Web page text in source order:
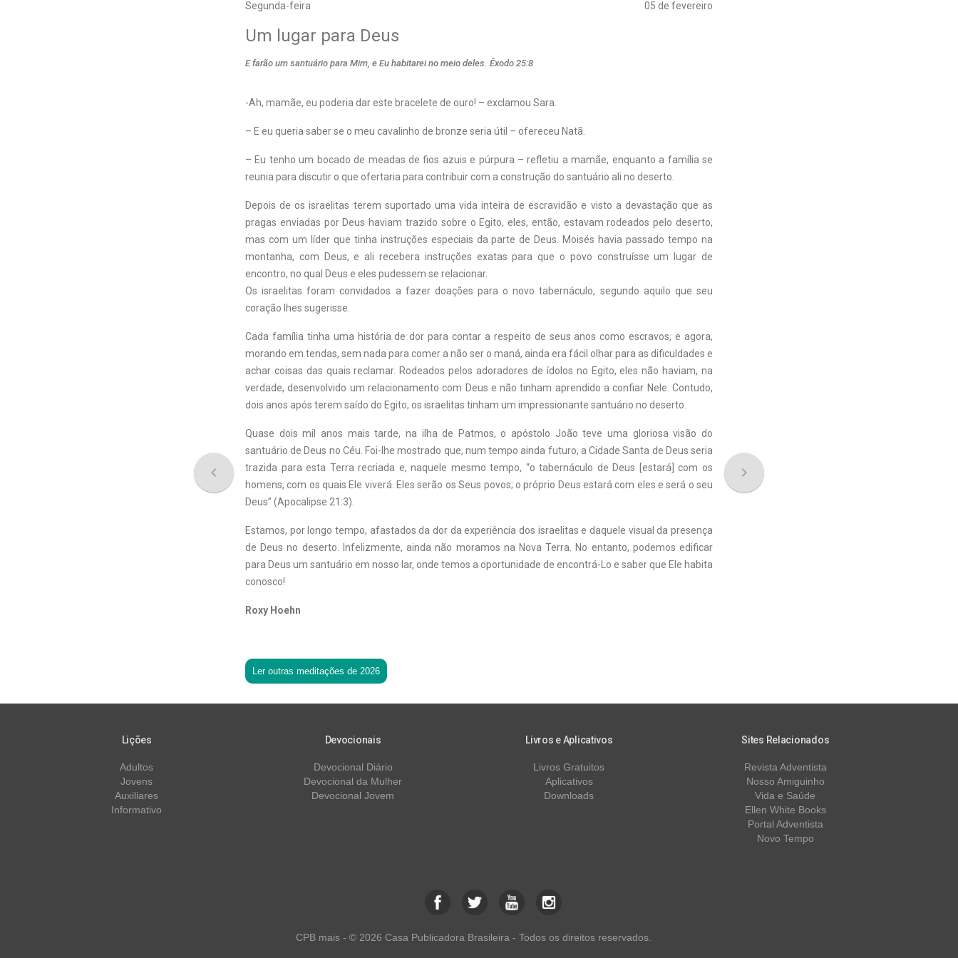
Segunda-feira 05 de fevereiro
navigate_before
Um lugar para Deus
E farão um santuário para Mim, e Eu habitarei no meio deles. Êxodo 25:8
-Ah, mamãe, eu poderia dar este bracelete de ouro! – exclamou Sara.
– E eu queria saber se o meu cavalinho de bronze seria útil – ofereceu Natã.
– Eu tenho um bocado de meadas de fios azuis e púrpura – refletiu a mamãe, enquanto a família se
reunia para discutir o que ofertaria para contribuir com a construção do santuário ali no deserto.
Depois de os israelitas terem suportado uma vida inteira de escravidão e visto a devastação que as
pragas enviadas por Deus haviam trazido sobre o Egito, eles, então, estavam rodeados pelo deserto,
mas com um líder que tinha instruções especiais da parte de Deus. Moisés havia passado tempo na
montanha, com Deus, e ali recebera instruções exatas para que o povo construísse um lugar de
encontro, no qual Deus e eles pudessem se relacionar.
Os israelitas foram convidados a fazer doações para o novo tabernáculo, segundo aquilo que seu
coração lhes sugerisse.
Cada família tinha uma história de dor para contar a respeito de seus anos como escravos, e agora,
morando em tendas, sem nada para comer a não ser o maná, ainda era fácil olhar para as dificuldades e
achar coisas das quais reclamar. Rodeados pelos adoradores de ídolos no Egito, eles não haviam, na
verdade, desenvolvido um relacionamento com Deus e não tinham aprendido a confiar Nele. Contudo,
dois anos após terem saído do Egito, os israelitas tinham um impressionante santuário no deserto.
Quase dois mil anos mais tarde, na ilha de Patmos, o apóstolo João teve uma gloriosa visão do
santuário de Deus no Céu. Foi-lhe mostrado que, num tempo ainda futuro, a Cidade Santa de Deus seria
trazida para esta Terra recriada e, naquele mesmo tempo, “o tabernáculo de Deus [estará] com os
homens, com os quais Ele viverá. Eles serão os Seus povos; o próprio Deus estará com eles e será o seu
Deus” (Apocalipse 21:3).
Estamos, por longo tempo, afastados da dor da experiência dos israelitas e daquele visual da presença
de Deus no deserto. Infelizmente, ainda não moramos na Nova Terra. No entanto, podemos edificar
para Deus um santuário em nosso lar, onde temos a oportunidade de encontrá-Lo e saber que Ele habita
conosco!
Roxy Hoehn
Ler outras meditações de 2026
navigate_next
Lições
Adultos
Jovens
Auxiliares
Informativo
Devocionais
Devocional Diário
Devocional da Mulher
Devocional Jovem
Livros e Aplicativos
Livros Gratuitos
Aplicativos
Downloads
Sites Relacionados
Revista Adventista
Nosso Amiguinho
Vida e Saúde
Ellen White Books
Portal Adventista
Novo Tempo
CPB mais - © 2026 Casa Publicadora Brasileira - Todos os direitos reservados.